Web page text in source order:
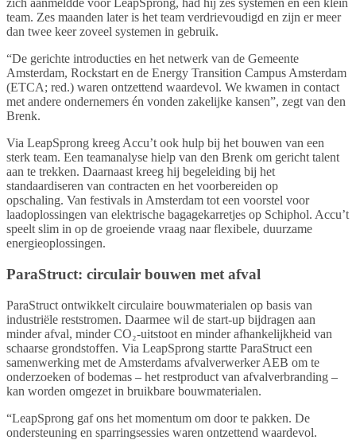
zich aanmeldde voor LeapSprong, had hij zes systemen en een klein
team. Zes maanden later is het team verdrievoudigd en zijn er meer
dan twee keer zoveel systemen in gebruik.
“De gerichte introducties en het netwerk van de Gemeente
Amsterdam, Rockstart en de Energy Transition Campus Amsterdam
(ETCA; red.) waren ontzettend waardevol. We kwamen in contact
met andere ondernemers én vonden zakelijke kansen”, zegt van den
Brenk.
Via LeapSprong kreeg Accu’t ook hulp bij het bouwen van een
sterk team. Een teamanalyse hielp van den Brenk om gericht talent
aan te trekken. Daarnaast kreeg hij begeleiding bij het
standaardiseren van contracten en het voorbereiden op
opschaling. Van festivals in Amsterdam tot een voorstel voor
laadoplossingen van elektrische bagagekarretjes op Schiphol. Accu’t
speelt slim in op de groeiende vraag naar flexibele, duurzame
energieoplossingen.
ParaStruct: circulair bouwen met afval
ParaStruct ontwikkelt circulaire bouwmaterialen op basis van
industriële reststromen. Daarmee wil de start-up bijdragen aan
minder afval, minder CO₂-uitstoot en minder afhankelijkheid van
schaarse grondstoffen. Via LeapSprong startte ParaStruct een
samenwerking met de Amsterdams afvalverwerker AEB om te
onderzoeken of bodemas – het restproduct van afvalverbranding –
kan worden omgezet in bruikbare bouwmaterialen.
“LeapSprong gaf ons het momentum om door te pakken. De
ondersteuning en sparringsessies waren ontzettend waardevol.